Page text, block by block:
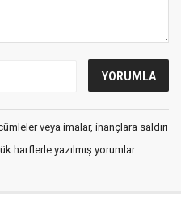
veya imalar, inançlara saldırı
harflerle yazılmış yorumlar